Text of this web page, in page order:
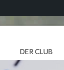
DER CLUB